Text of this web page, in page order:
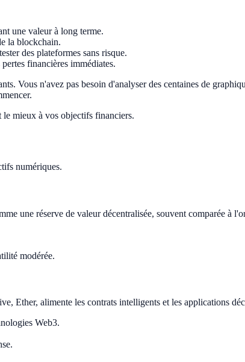
une valeur à long terme.
la blockchain.
des plateformes sans risque.
financières immédiates.
Vous n'avez pas besoin d'analyser des centaines de
mieux à vos objectifs financiers.
numériques.
une réserve de valeur décentralisée, souvent comparée à
modérée.
Ether, alimente les contrats intelligents et les applications
Web3.